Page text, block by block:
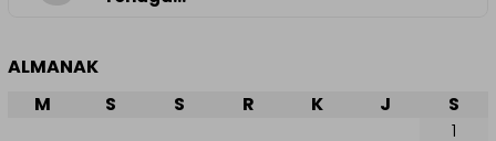
ALMANAK
M S S R K J
S
1